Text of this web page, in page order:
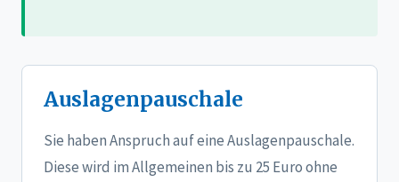
Auslagenpauschale
Sie haben Anspruch auf eine Auslagenpauschale.
Diese wird im Allgemeinen bis zu 25 Euro ohne